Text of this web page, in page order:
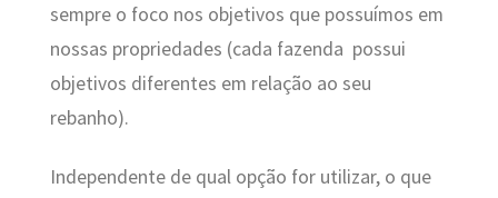
sempre o foco nos objetivos que possuímos em
nossas propriedades (cada fazenda possui
objetivos diferentes em relação ao seu
rebanho).
Independente de qual opção for utilizar, o que